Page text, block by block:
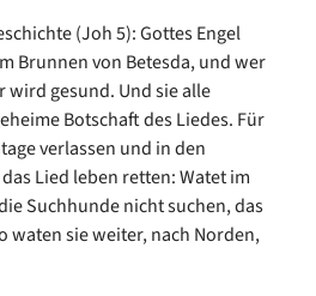
(Joh 5): Gottes Engel
Brunnen von Betesda, und wer
gesund. Und sie alle
Botschaft des Liedes. Für
verlassen und in den
Lied leben retten: Watet im
Suchhunde nicht suchen, das
waten sie weiter, nach Norden,